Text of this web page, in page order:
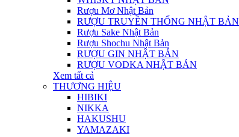
Rượu Mơ Nhật Bản
RƯỢU TRUYỀN THỐNG NHẬT BẢN
Rượu Sake Nhật Bản
Rượu Shochu Nhật Bản
RƯỢU GIN NHẬT BẢN
RƯỢU VODKA NHẬT BẢN
Xem tất cả
THƯƠNG HIỆU
HIBIKI
NIKKA
HAKUSHU
YAMAZAKI